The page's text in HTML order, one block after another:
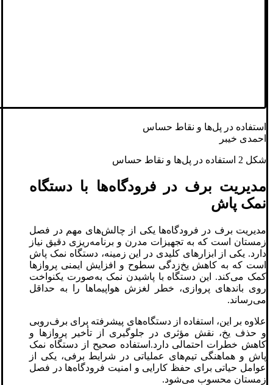
استفاده در پل‌ها و نقاط حساس
احمدی خیبر
شکل 2 استفاده در پل‌ها و نقاط حساس
مدیریت برف در فرودگاه‌ها با دستگاه
نمک پاش
مدیریت برف در فرودگاه‌ها یکی از چالش‌های مهم در فصل
زمستان است که به تجهیزات مدرن و برنامه‌ریزی دقیق نیاز
دارد. یکی از ابزارهای کلیدی در این زمینه، دستگاه نمک پاش
است که به کاهش یخ‌زدگی سطوح و افزایش ایمنی پروازها
کمک می‌کند. این دستگاه با پاشیدن نمک به‌صورت یکنواخت
روی باندهای پروازی، خطر لغزش هواپیماها را به حداقل
می‌رساند.
علاوه بر این، استفاده از دستگاه‌های پیشرفته برای برف‌روبی
و حذف یخ، نقش مؤثری در جلوگیری از تأخیر پروازها و
کاهش خطرات احتمالی دارد.استفاده صحیح از دستگاه نمک
پاش و هماهنگی تیم‌های عملیاتی در شرایط برفی، یکی از
عوامل حیاتی برای حفظ کارایی و امنیت فرودگاه‌ها در فصل
زمستان محسوب می‌شود.